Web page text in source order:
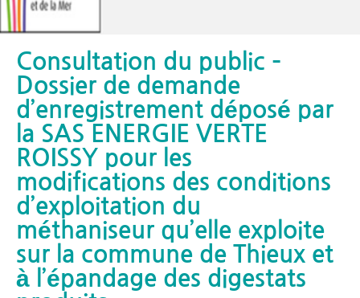
Consultation du public –
Dossier de demande
d’enregistrement déposé par
la SAS ENERGIE VERTE
ROISSY pour les
modifications des conditions
d’exploitation du
méthaniseur qu’elle exploite
sur la commune de Thieux et
à l’épandage des digestats